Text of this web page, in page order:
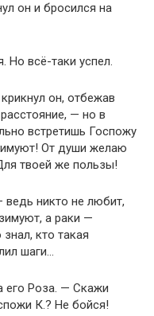
он и бросился на
Но всё-таки успел.
он, отбежав
— но в
встретишь Госпожу
От души желаю
твоей же пользы!
ведь никто не любит,
а раки —
кто такая
шаги…
его Роза. — Скажи
К.? Не бойся!